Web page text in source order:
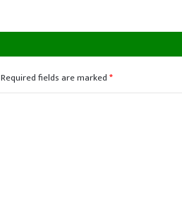
Required fields are marked*